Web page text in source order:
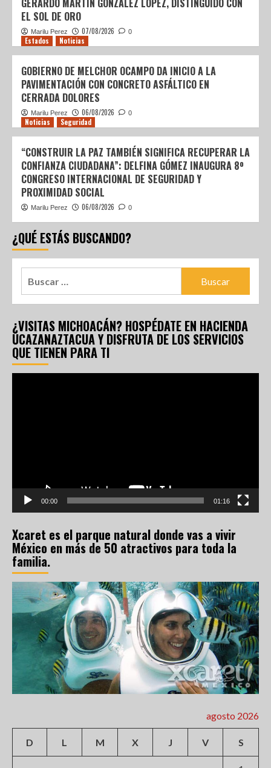
GERARDO MARTÍN GONZÁLEZ LÓPEZ, DISTINGUIDO CON
EL SOL DE ORO
Marilu Perez 07/08/2026 0
Estados Noticias
GOBIERNO DE MELCHOR OCAMPO DA INICIO A LA
PAVIMENTACIÓN CON CONCRETO ASFÁLTICO EN
CERRADA DOLORES
Marilu Perez 06/08/2026 0
Noticias Seguridad
“CONSTRUIR LA PAZ TAMBIÉN SIGNIFICA RECUPERAR LA
CONFIANZA CIUDADANA”: DELFINA GÓMEZ INAUGURA 8º
CONGRESO INTERNACIONAL DE SEGURIDAD Y
PROXIMIDAD SOCIAL
Marilu Perez 06/08/2026 0
¿QUÉ ESTÁS BUSCANDO?
¿VISITAS MICHOACÁN? HOSPÉDATE EN HACIENDA
UCAZANAZTACUA Y DISFRUTA DE LOS SERVICIOS
QUE TIENEN PARA TI
00:00 01:16
Xcaret es el parque natural donde vas a vivir
México en más de 50 atractivos para toda la
familia.
agosto 2026
D L M X J V S